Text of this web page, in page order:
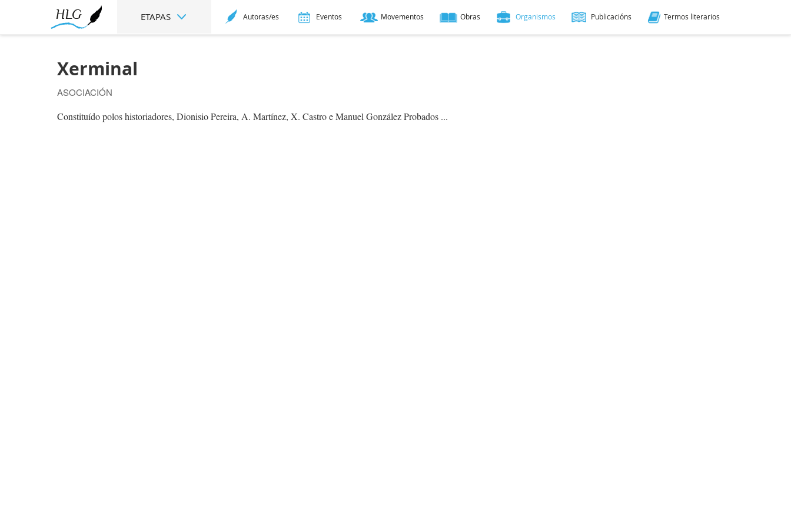
ETAPAS Autoras/es Eventos Movementos Obras Organismos Publicacións Termos literarios
Xerminal
ASOCIACIÓN
Constituído polos historiadores, Dionisio Pereira, A. Martínez, X. Castro e Manuel González Probados ...